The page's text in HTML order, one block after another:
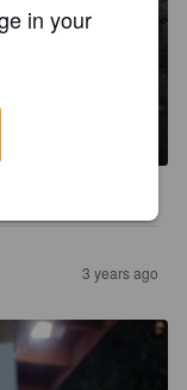
3 years ago
in your